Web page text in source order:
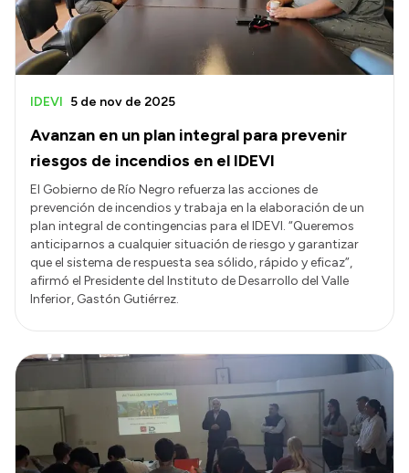
Avanzan en un plan integral para prevenir
riesgos de incendios en el IDEVI
IDEVI 5 de nov de 2025
El Gobierno de Río Negro refuerza las acciones de
prevención de incendios y trabaja en la elaboración de un
plan integral de contingencias para el IDEVI. “Queremos
anticiparnos a cualquier situación de riesgo y garantizar
que el sistema de respuesta sea sólido, rápido y eficaz”,
afirmó el Presidente del Instituto de Desarrollo del Valle
Inferior, Gastón Gutiérrez.